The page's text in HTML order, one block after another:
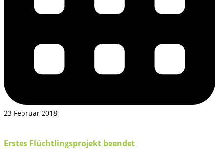
23 Februar 2018
Erstes Flüchtlingsprojekt beendet